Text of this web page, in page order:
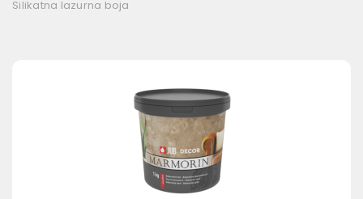
Silikatna lazurna boja